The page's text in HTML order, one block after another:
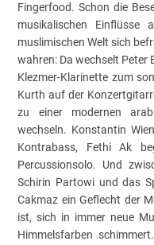
Fingerfood. Schon die
musikalischen Einflüsse
muslimischen Welt sich
wahren: Da wechselt Peter
Klezmer-Klarinette zum
Kurth auf der
zu einer modernen
wechseln. Konstantin
Kontrabass, Fethi Ak
Percussionsolo. Und
Schirin Partowi und das
Cakmaz ein Geflecht der
ist, sich in immer neue
Himmelsfarben